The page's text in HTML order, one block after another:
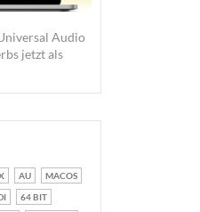
Audio
jetzt als
AU
MACOS
64 BIT